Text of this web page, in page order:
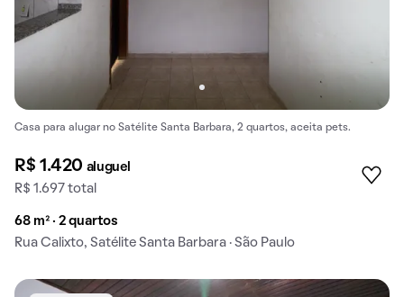
Casa para alugar no Satélite Santa Barbara, 2 quartos, aceita pets.
R$ 1.420 aluguel
R$ 1.697 total
68 m² · 2 quartos
Rua Calixto, Satélite Santa Barbara · São Paulo